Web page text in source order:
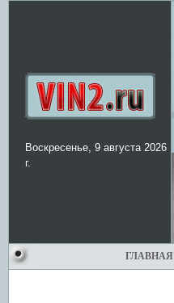
Воскресенье, 9 августа 2026
г.
ГЛАВНАЯ